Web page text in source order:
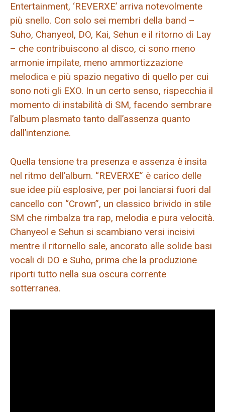
Entertainment, ‘REVERXE’ arriva notevolmente
più snello. Con solo sei membri della band –
Suho, Chanyeol, DO, Kai, Sehun e il ritorno di Lay
– che contribuiscono al disco, ci sono meno
armonie impilate, meno ammortizzazione
melodica e più spazio negativo di quello per cui
sono noti gli EXO. In un certo senso, rispecchia il
momento di instabilità di SM, facendo sembrare
l’album plasmato tanto dall’assenza quanto
dall’intenzione.
Quella tensione tra presenza e assenza è insita
nel ritmo dell’album. “REVERXE” è carico delle
sue idee più esplosive, per poi lanciarsi fuori dal
cancello con “Crown”, un classico brivido in stile
SM che rimbalza tra rap, melodia e pura velocità.
Chanyeol e Sehun si scambiano versi incisivi
mentre il ritornello sale, ancorato alle solide basi
vocali di DO e Suho, prima che la produzione
riporti tutto nella sua oscura corrente
sotterranea.